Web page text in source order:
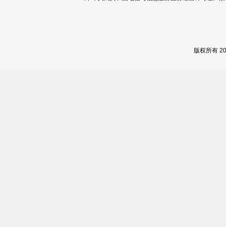
版权所有